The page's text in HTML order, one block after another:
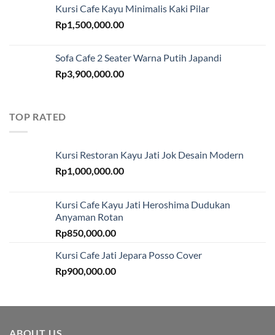
Kursi Cafe Kayu Minimalis Kaki Pilar
Rp1,500,000.00
Sofa Cafe 2 Seater Warna Putih Japandi
Rp3,900,000.00
TOP RATED
Kursi Restoran Kayu Jati Jok Desain Modern
Rp1,000,000.00
Kursi Cafe Kayu Jati Heroshima Dudukan
Anyaman Rotan
Rp850,000.00
Kursi Cafe Jati Jepara Posso Cover
Rp900,000.00